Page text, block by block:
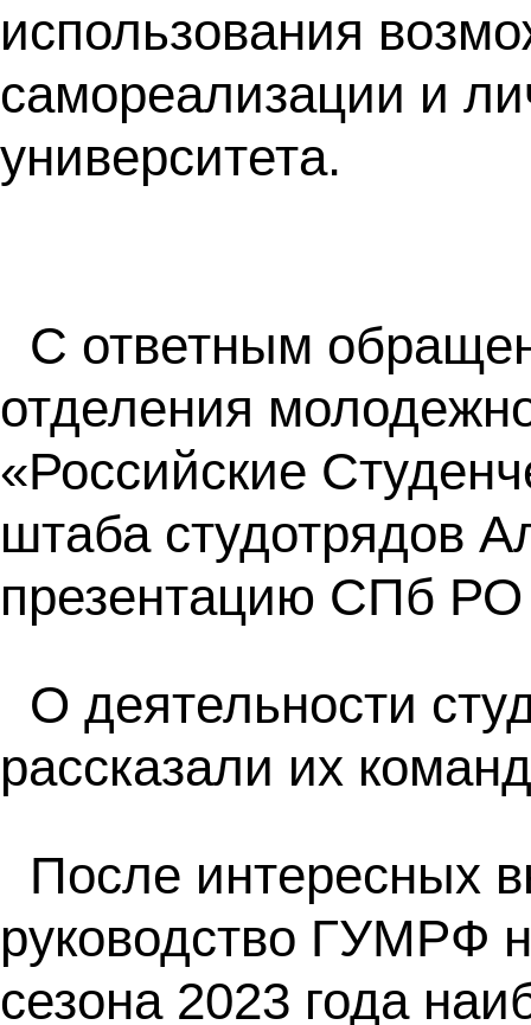
использования
самореализации и
университета.
С ответным
отделения
«Российские
штаба студотрядов
презентацию СПб РО
О деятельности
рассказали их
После интересных
руководство ГУМРФ
сезона 2023 года